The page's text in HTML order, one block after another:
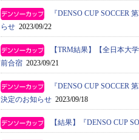
『DENSO CUP SOCCER
らせ 2023/09/22
【TRM結果】【全日本大
前合宿 2023/09/21
『DENSO CUP SOCCER
決定のお知らせ 2023/09/18
【結果】『DENSO CUP